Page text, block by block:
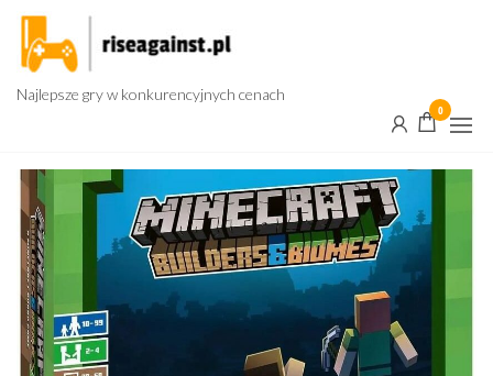
Przejdź
treści
Najlepsze gry w konkurencyjnych cenach
0